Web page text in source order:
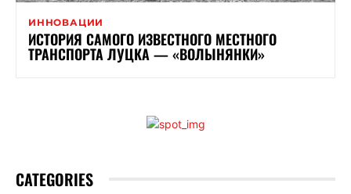
ИННОВАЦИИ
ИСТОРИЯ САМОГО ИЗВЕСТНОГО МЕСТНОГО
ТРАНСПОРТА ЛУЦКА — «ВОЛЫНЯНКИ»
CATEGORIES